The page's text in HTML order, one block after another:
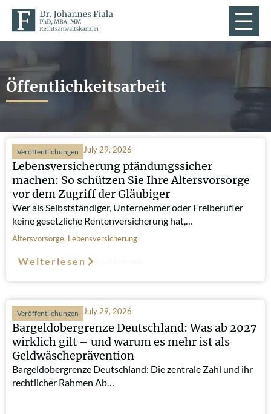
Öffentlichkeitsarbeit
Veröffentlichungen July 29, 2026
Lebensversicherung pfändungssicher
machen: So schützen Sie Ihre Altersvorsorge
vor dem Zugriff der Gläubiger
Wer als Selbstständiger, Unternehmer oder Freiberufler
keine gesetzliche Rentenversicherung hat,…
Altersvorsorge, Lebensversicherung
Weiterlesen
Veröffentlichungen July 29, 2026
Bargeldobergrenze Deutschland: Was ab 2027
wirklich gilt – und warum es mehr ist als
Geldwäscheprävention
Bargeldobergrenze Deutschland: Die zentrale Zahl und ihr
rechtlicher Rahmen Ab…